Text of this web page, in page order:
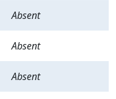
Absent
Absent
Absent